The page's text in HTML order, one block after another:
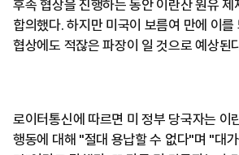
후속 협상을 진행하는 동안 이란산 원유 제
합의했다. 하지만 미국이 보름여 만에 이를
협상에도 적잖은 파장이 일 것으로 예상된
로이터통신에 따르면 미 정부 당국자는 이
행동에 대해 "절대 용납할 수 없다"며 "대